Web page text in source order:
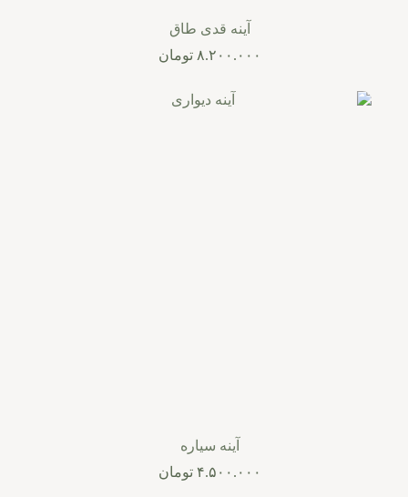
آینه قدی طاق
۸.۲۰۰.۰۰۰ تومان
آینه سیاره
۴.۵۰۰.۰۰۰ تومان